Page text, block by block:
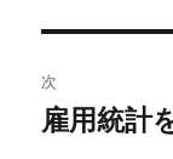
ビ
ゲ
ー
投
稿:
次
次
雇用統計